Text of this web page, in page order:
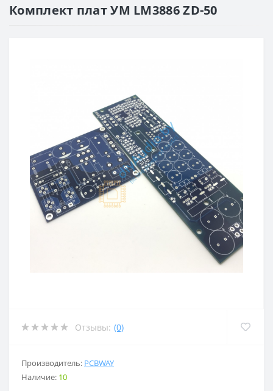
Комплект плат УМ LM3886 ZD-50
Отзывы: (0)
Производитель: PCBWAY
Наличие: 10